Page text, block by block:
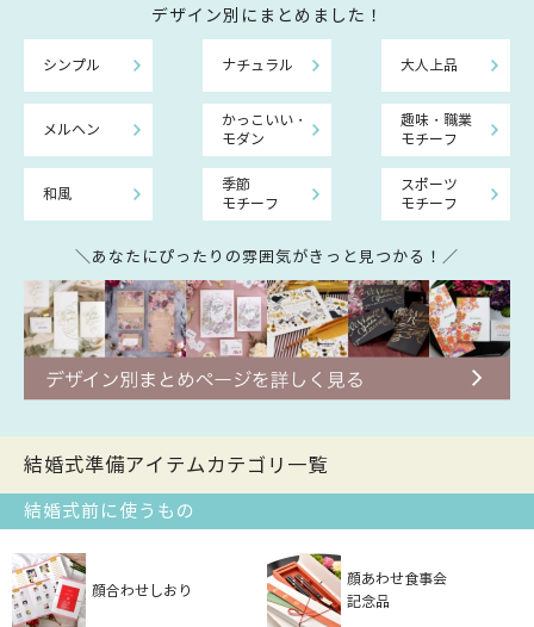
デザイン別にまとめました！
シンプル ナチュラル 大人上品
メルヘン
かっこいい・
モダン
趣味・職業
モチーフ
和風
季節
モチーフ
スポーツ
モチーフ
＼あなたにぴったりの雰囲気がきっと見つかる！／
結婚式準備アイテムカテゴリ一覧
結婚式前に使うもの
顔合わせしおり
顔あわせ食事会
記念品